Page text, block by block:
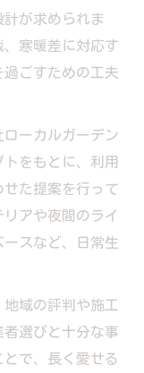
が求められま
寒暖差に対応す
ごすための工夫
ーカルガーデン
をもとに、利用
た提案を行って
アや夜間のライ
ースなど、日常生
域の評判や施工
選びと十分な事
で、長く愛せる